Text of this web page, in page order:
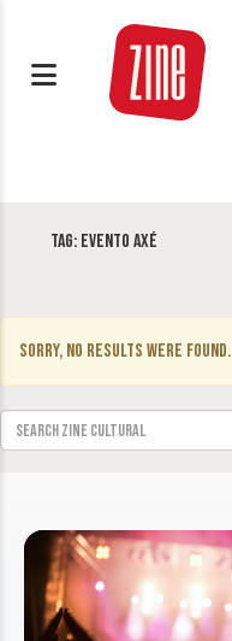
Tag: Evento Axé
Sorry, no results were found.
Search for: